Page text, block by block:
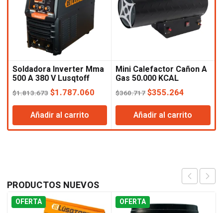
Soldadora Inverter Mma
500 A 380 V Lusqtoff
Black Series
$1.813.673 El
precio
original
era:
$1.787.060
precio
es:
Añadir al carrito
Mini Calefactor Cañon A
Gas 50.000 KCAL
Lusqtoff
$360.717El
precio
original
era:
$355.264
precio
actual
es:
Añadir al carrito
PRODUCTOS NUEVOS
OFERTA OFERTA